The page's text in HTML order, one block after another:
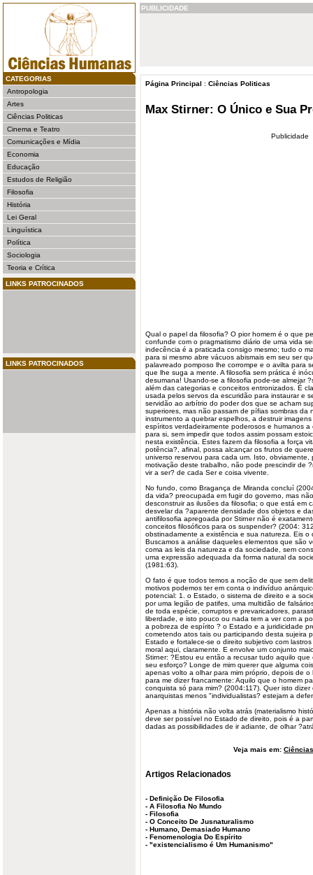
CATEGORIAS
Antropologia
Artes
Ciências Politicas
Cinema e Teatro
Comunicações e Mídia
Economia
Educação
Estudos de Religião
Filosofia
História
Lei Geral
Linguística
Política
Sociologia
Teoria e Crítica
LINKS PATROCINADOS
LINKS PATROCINADOS
PUBLICIDADE
Página Principal : Ciências Politicas
Max Stirner: O Único e Sua
Publicidade
Qual o papel da filosofia? O pior homem é o que
confunde com o pragmatismo diário de uma vida
indecência é a praticada consigo mesmo; tudo o
para si mesmo abre vácuos abismais em seu ser
palavreado pomposo lhe corrompe e o avilta para
que lhe suga a mente. A filosofia sem prática é
desumana! Usando-se a filosofia pode-se almejar
além das categorias e conceitos entronizados. É
usada pelos servos da escuridão para instaurar e
servidão ao arbítrio do poder dos que se acham
superiores, mas não passam de pífias sombras da
instrumento a quebrar espelhos, a destruir
espíritos verdadeiramente poderosos e humanos
para si, sem impedir que todos assim possam
nesta existência. Estes fazem da filosofia a força
potência?, afinal, possa alcançar os frutos de
universo reservou para cada um. Isto,
motivação deste trabalho, não pode prescindir de
vir a ser? de cada Ser e coisa vivente.
No fundo, como Bragança de Miranda concluí
da vida? preocupada em fugir do governo, mas
desconstruir as ilusões da filosofia; o que está em
desvelar da ?aparente densidade dos objetos e
antifilosofia apregoada por Stirner não é
conceitos filosóficos para os suspender? (2004:
obstinadamente a existência e sua natureza. Eis
Buscamos a análise daqueles elementos que são
coma as leis da natureza e da sociedade, sem
uma expressão adequada da forma natural da
(1981:63).
O fato é que todos temos a noção de que sem
motivos podemos ter em conta o indivíduo
potencial: 1. o Estado, o sistema de direito e a
por uma legião de patifes, uma multidão de
de toda espécie, corruptos e prevaricadores,
liberdade, e isto pouco ou nada tem a ver com a
a pobreza de espírito ? o Estado e a juridicidade
cometendo atos tais ou participando desta sujeira
Estado e fortalece-se o direito subjetivo com
moral aqui, claramente. E envolve um conjunto
Stirner: ?Estou eu então a recusar tudo aquilo que
seu esforço? Longe de mim querer que alguma
apenas volto a olhar para mim próprio, depois de o
para me dizer francamente: Aquilo que o homem
conquista só para mim? (2004:117). Quer isto
anarquistas menos "individualistas? estejam a
Apenas a história não volta atrás (materialismo
deve ser possível no Estado de direito, pois é a
dadas as possibilidades de ir adiante, de olhar
Veja mais em:
Artigos Relacionados
- Definição De Filosofia
- A Filosofia No Mundo
- Filosofia
- O Conceito De Jusnaturalismo
- Humano, Demasiado Humano
- Fenomenologia Do Espírito
- "existencialismo é Um Humanismo"